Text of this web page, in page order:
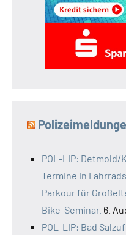
POL-LIP:
Termine in
Parkour für
Bike-Seminar. 6.
POL-LIP: Bad